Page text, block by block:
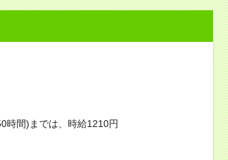
時間)までは、時給1210円